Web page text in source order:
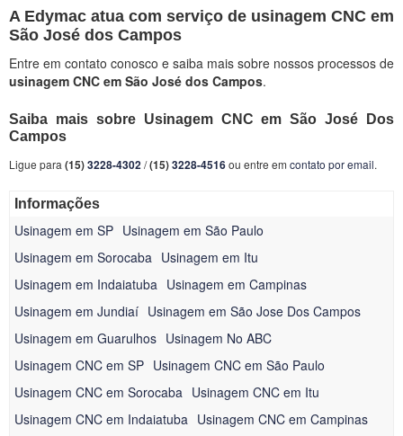
A Edymac atua com serviço de usinagem CNC em
São José dos Campos
Entre em contato conosco e saiba mais sobre nossos processos de
usinagem CNC em São José dos Campos.
Saiba mais sobre Usinagem CNC em São José Dos
Campos
Ligue para (15)3228-4302/(15)3228-4516ou entre em contato por email.
Informações
Usinagem em SP Usinagem em São Paulo
Usinagem em Sorocaba Usinagem em Itu
Usinagem em Indaiatuba Usinagem em Campinas
Usinagem em Jundiaí Usinagem em São Jose Dos Campos
Usinagem em Guarulhos Usinagem No ABC
Usinagem CNC em SP Usinagem CNC em São Paulo
Usinagem CNC em Sorocaba Usinagem CNC em Itu
Usinagem CNC em Indaiatuba Usinagem CNC em Campinas